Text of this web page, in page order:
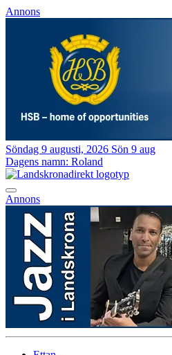
Annons
Söndag 9 augusti, 2026 Sön 9 aug
Dagens namn: Roland
Annons